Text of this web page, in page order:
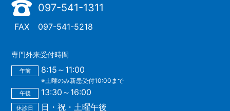
097-541-1311
FAX 097-541-5218
専門外来受付時間
午前 8:15～11:00
※土曜のみ新患受付10:00まで
午後 13:30～16:00
休診日 日・祝・土曜午後